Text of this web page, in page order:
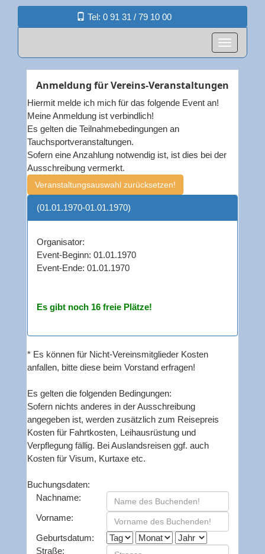
Tel: 0 91 31 / 79 10 00
Anmeldung für Vereins-Veranstaltungen
Hiermit melde ich mich für das folgende Event an!
Meine Anmeldung ist verbindlich!
Es gelten die Teilnahmebedingungen an
Tauchsportveranstaltungen.
Sofern eine Anzahlung notwendig ist, ist dies bei der
Ausschreibung vermerkt.
Veranstaltungsauswahl zurücksetzen!
(01.01.1970-01.01.1970)
Organisator:
Event-Beginn: 01.01.1970
Event-Ende: 01.01.1970
Es gibt noch 16 freie Plätze!
* Es können für Nicht-Vereinsmitglieder Kosten
anfallen, bitte diese beim Vorstand erfragen!
Es gelten die folgenden Bedingungen:
Sofern nichts anderes in der Ausschreibung
angegeben ist, werden zusätzlich zum Reisepreis
Kosten für Fahrtkosten, Leihausrüstung und
Verpflegung fällig. Bei Auslandsreisen ggf. auch
Kosten für Visum, Kurtaxe etc.
Buchungsdaten:
Nachname:
Vorname:
Geburtsdatum:
Straße: